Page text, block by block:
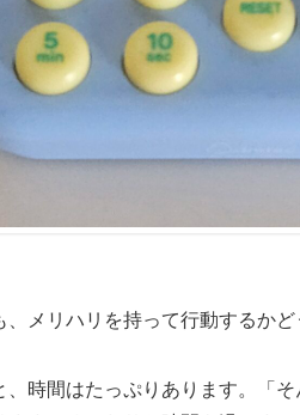
、メリハリを持って行動するか
、時間はたっぷりあります。「